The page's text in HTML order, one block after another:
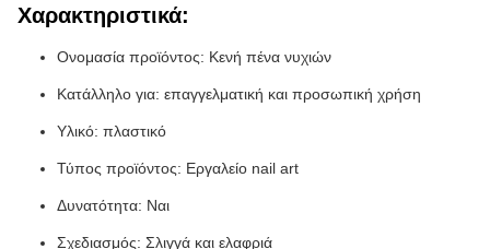
Χαρακτηριστικά:
Ονομασία προϊόντος: Κενή πένα νυχιών
Κατάλληλο για: επαγγελματική και προσωπική χρήση
Υλικό: πλαστικό
Τύπος προϊόντος: Εργαλείο nail art
Δυνατότητα: Ναι
Σχεδιασμός: Σλιγγά και ελαφριά